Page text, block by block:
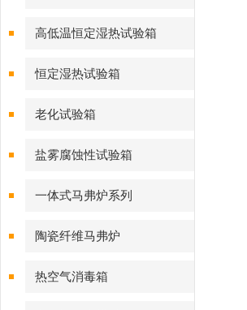
高低温恒定湿热试验箱
恒定湿热试验箱
老化试验箱
盐雾腐蚀性试验箱
一体式马弗炉系列
陶瓷纤维马弗炉
热空气消毒箱